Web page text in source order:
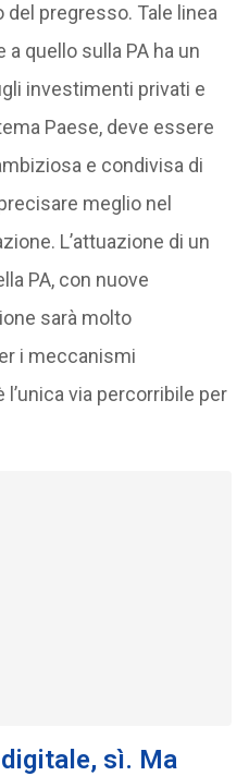
pregresso. Tale linea
quello sulla PA ha un
investimenti privati e
Paese, deve essere
e condivisa di
meglio nel
L’attuazione di un
PA, con nuove
sarà molto
i meccanismi
via percorribile per
sì. Ma